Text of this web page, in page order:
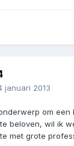
januari 2013
om
beloven, wil ik
met grote